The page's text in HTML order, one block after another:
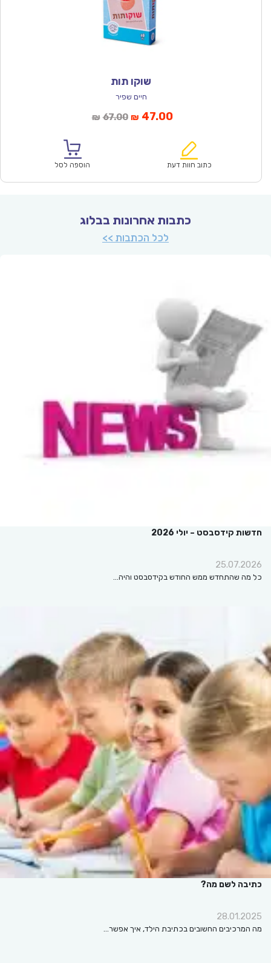
שוקו תות
חיים שפיר
₪ 67.00המחיר
₪67.00.
₪ 47.00המחיר
הוא:
כתוב חוות דעת הוספה לסל
כתבות אחרונות בבלוג
לכל הכתבות >>
חדשות קידסבסט – יולי 2026
25.07.2026
כל מה שהתחדש ממש החודש בקידסבסט והיה…
כתיבה לשם מה?
28.01.2025
מה המרכיבים החשובים בכתיבת הילד, איך אפשר…